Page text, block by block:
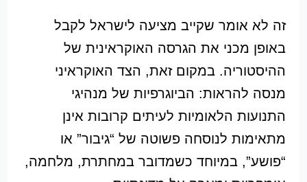
זה לא אומר שקייב מציעה לישראל לקבל
באופן מכני את הגרסה האוקראינית של
ההיסטוריה. במקום זאת, הצד האוקראיני
מנסה להראות: הביוגרפיות של מנהיגי
התנועות הלאומיות לעיתים קרובות אינן
מתאימות לנוסחה פשוטה של “גיבור” או
“פושע”, במיוחד כשמדובר במחתרת, מלחמה,